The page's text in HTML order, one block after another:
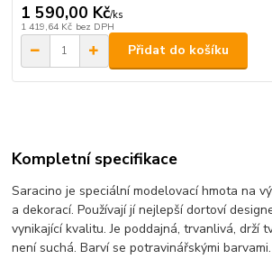
1 590,00 Kč/ks
1 419,64 Kč bez DPH
Přidat do košíku
Kompletní specifikace
Saracino je speciální modelovací hmota na
a dekorací. Používají jí nejlepší dortoví
vynikající kvalitu. Je poddajná, trvanlivá, drží
není suchá. Barví se potravinářskými barvami.